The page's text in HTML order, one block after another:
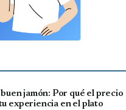
jamón: Por qué el precio
experiencia en el plato